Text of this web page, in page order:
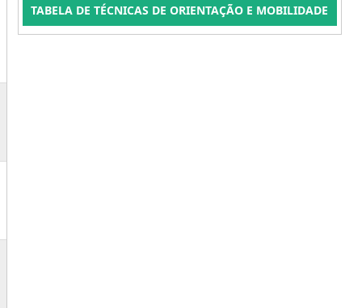
TABELA DE TÉCNICAS DE ORIENTAÇÃO E MOBILIDADE